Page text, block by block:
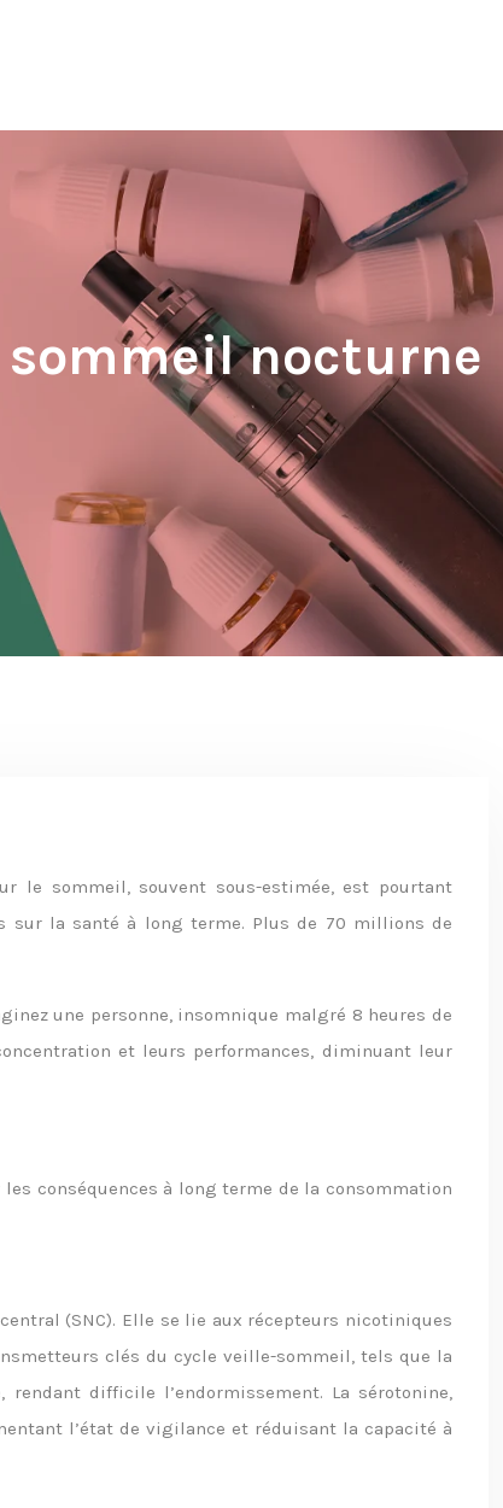
nocturne
le sommeil, souvent sous-estimée, est pourtant
sur la santé à long terme. Plus de 70 millions de
une personne, insomnique malgré 8 heures de
et leurs performances, diminuant leur
conséquences à long terme de la consommation
(SNC). Elle se lie aux récepteurs nicotiniques
clés du cycle veille-sommeil, tels que la
rendant difficile l’endormissement. La sérotonine,
l’état de vigilance et réduisant la capacité à